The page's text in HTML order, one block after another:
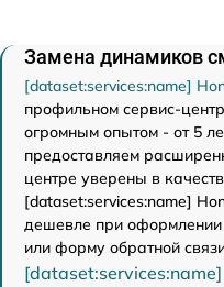
Замена динамиков
[dataset:services:name]
профильном сервис-
огромным опытом - от 5
предоставляем
центре уверены в
[dataset:services:name]
дешевле при оформлении
или форму обратной